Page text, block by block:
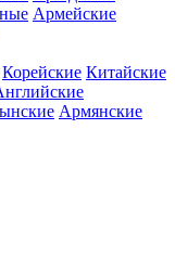
Армейские
Корейские Китайские
Армянские